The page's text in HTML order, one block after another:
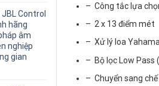
Control
hãng
âm
nghiệp
gian
– Công tắc lựa
– 2 x 13 điểm mét
– Xử lý loa
– Bộ lọc Low Pass
– Chuyển sang